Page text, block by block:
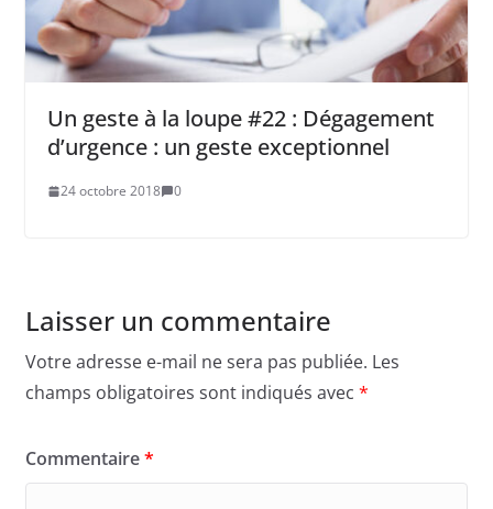
Un geste à la loupe #22 : Dégagement
d’urgence : un geste exceptionnel
24 octobre 2018 0
Laisser un commentaire
Votre adresse e-mail ne sera pas publiée. Les
champs obligatoires sont indiqués avec *
Commentaire*